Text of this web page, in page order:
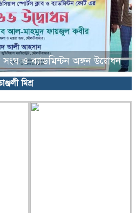
সংঘ ও ব্যাডমিন্টন অঙ্গন উদ্বোধন
মিশ্র